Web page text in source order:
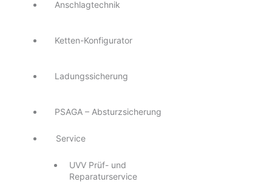
Anschlagtechnik
Ketten-Konfigurator
Ladungssicherung
PSAGA – Absturzsicherung
Service
UVV Prüf- und
Reparaturservice